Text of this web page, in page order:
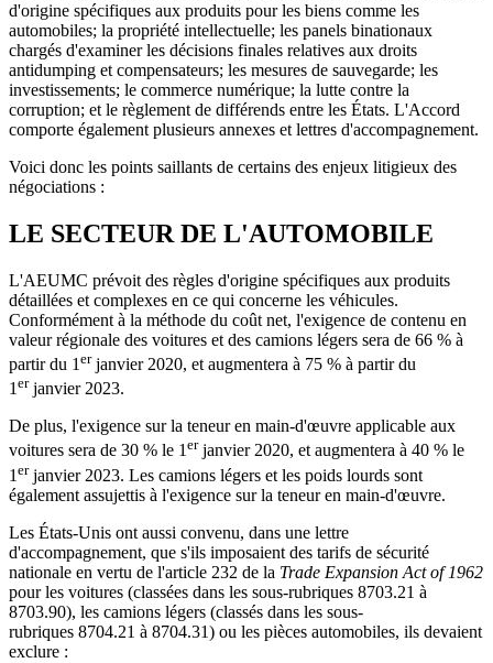
d'origine spécifiques aux produits pour les biens comme les
automobiles; la propriété intellectuelle; les panels binationaux
chargés d'examiner les décisions finales relatives aux droits
antidumping et compensateurs; les mesures de sauvegarde; les
investissements; le commerce numérique; la lutte contre la
corruption; et le règlement de différends entre les États. L'Accord
comporte également plusieurs annexes et lettres d'accompagnement.
Voici donc les points saillants de certains des enjeux litigieux des
négociations :
LE SECTEUR DE L'AUTOMOBILE
L'AEUMC prévoit des règles d'origine spécifiques aux produits
détaillées et complexes en ce qui concerne les véhicules.
Conformément à la méthode du coût net, l'exigence de contenu en
valeur régionale des voitures et des camions légers sera de 66 % à
partir du 1 erjanvier 2020, et augmentera à 75 % à partir du
1erjanvier 2023.
De plus, l'exigence sur la teneur en main-d'œuvre applicable aux
voitures sera de 30 % le 1erjanvier 2020, et augmentera à 40 % le
1 erjanvier 2023. Les camions légers et les poids lourds sont
également assujettis à l'exigence sur la teneur en main-d'œuvre.
Les États-Unis ont aussi convenu, dans une lettre
d'accompagnement, que s'ils imposaient des tarifs de sécurité
nationale en vertu de l'article 232 de la Trade Expansion Act of 1962
pour les voitures (classées dans les sous-rubriques 8703.21 à
8703.90), les camions légers (classés dans les sous-
rubriques 8704.21 à 8704.31) ou les pièces automobiles, ils devaient
exclure :